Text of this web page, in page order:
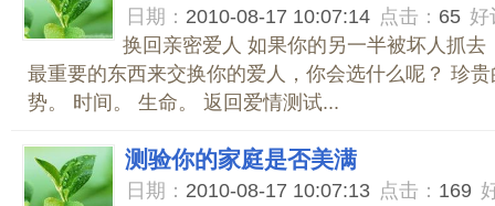
日期： 2010-08-17 10:07:14 点击： 65 好
换回亲密爱人 如果你的另一半被坏人抓去
最重要的东西来交换你的爱人，你会选什么呢？ 珍
势。 时间。 生命。 返回爱情测试...
测验你的家庭是否美满
日期： 2010-08-17 10:07:13 点击： 169